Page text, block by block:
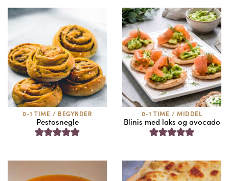
0-1 TIME / BEGYNDER
Pestosnegle
0-1 TIME / MIDDEL
Blinis med laks og avocado